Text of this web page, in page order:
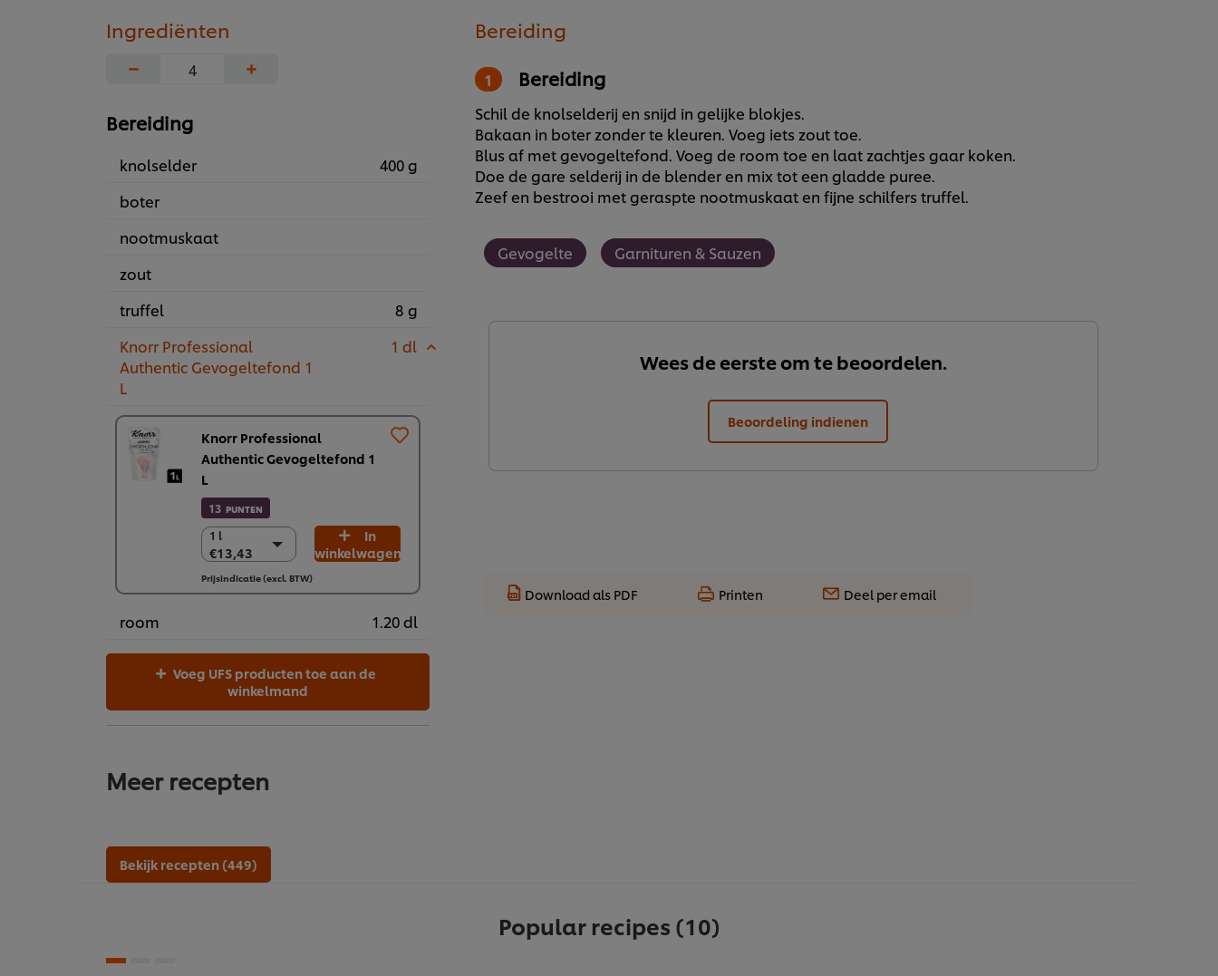
Ingrediënten
−
+
Bereiding
knolselder
400 g
boter
nootmuskaat
zout
truffel
8 g
Knorr Professional
Authentic Gevogeltefond 1
L
1 dl
Knorr Professional
Authentic Gevogeltefond 1
L
13 PUNTEN
1 l
€13,43
1 l
€13,43
5 x 1 l
€67,17
In
winkelwagen
Prijsindicatie (excl. BTW)
room 1.20 dl
winkelmand
Bereiding
Bereiding
Schil de knolselderij en snijd in gelijke blokjes.
Bakaan in boter zonder te kleuren. Voeg iets zout toe.
Blus af met gevogeltefond. Voeg de room toe en laat zachtjes gaar koken.
Doe de gare selderij in de blender en mix tot een gladde puree.
Zeef en bestrooi met geraspte nootmuskaat en fijne schilfers truffel.
Gevogelte Garnituren & Sauzen
Wees de eerste om te beoordelen.
Beoordeling indienen
Download als PDF Printen Deel per email
Meer recepten
Bekijk recepten (449)
Popular recipes (10)